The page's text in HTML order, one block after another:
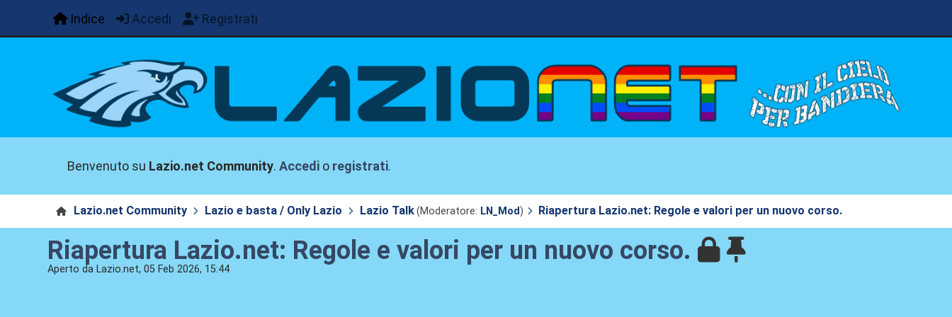
Indice Accedi Registrati
Benvenuto su Lazio.net Community.Accedi o registrati.
Lazio.net Community Lazio e basta / Only Lazio Lazio Talk(Moderatore: LN_Mod) Riapertura Lazio.net: Regole e valori per un nuovo corso.
Riapertura Lazio.net: Regole e valori per un nuovo corso.
Aperto da Lazio.net, 05 Feb 2026, 15:44